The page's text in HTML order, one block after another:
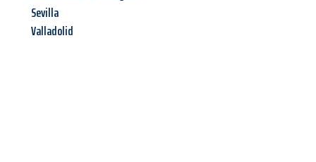
Sevilla
Valladolid